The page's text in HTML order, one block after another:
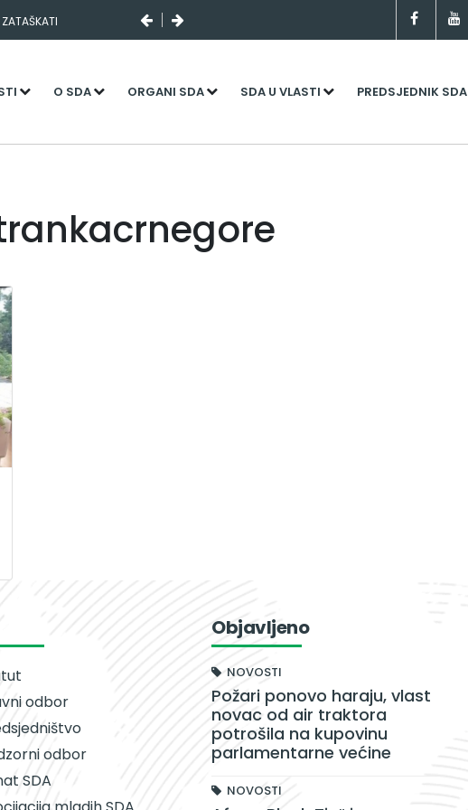
ZATAŠKATI
O SDA ORGANI SDA SDA U VLASTI PREDSJEDNIK SDA
odbor
odbor
SDA
Objavljeno
NOVOSTI
Požari ponovo haraju, vlast
novac od air traktora
potrošila na kupovinu
parlamentarne većine
NOVOSTI